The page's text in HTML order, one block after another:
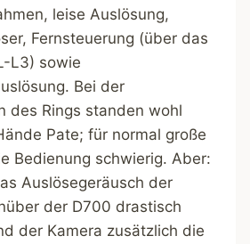
leise Auslösung,
Fernsteuerung (über das
L3) sowie
Bei der
des Rings standen wohl
Pate; für normal große
Bedienung schwierig. Aber:
Auslösegeräusch der
der D700 drastisch
der Kamera zusätzlich die